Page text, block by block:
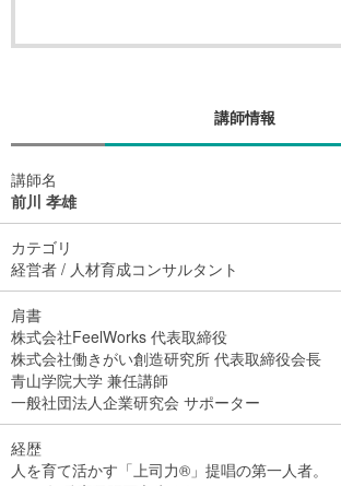
講師情報
講師名
前川 孝雄
カテゴリ
経営者 / 人材育成コンサルタント
肩書
株式会社FeelWorks 代表取締役
株式会社働きがい創造研究所 代表取締役会長
青山学院大学 兼任講師
一般社団法人企業研究会 サポーター
経歴
人を育て活かす「上司力®」提唱の第一人者。